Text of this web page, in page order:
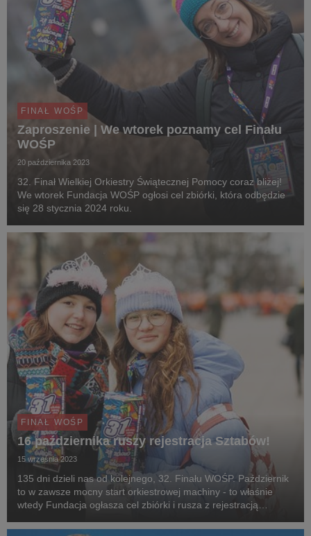
FINAŁ WOŚP
Zaproszenie | We wtorek poznamy cel Finału
WOŚP
20 października 2023
32. Finał Wielkiej Orkiestry Świątecznej Pomocy coraz bliżej!
We wtorek Fundacja WOŚP ogłosi cel zbiórki, która odbędzie
się 28 stycznia 2024 roku.
FINAŁ WOŚP
16 października ruszy rejestracja Sztabów!
15 września 2023
135 dni dzieli nas od kolejnego, 32. Finału WOŚP. Październik
to w zawsze mocny start orkiestrowej machiny - to właśnie
wtedy Fundacja ogłasza cel zbiórki i rusza z rejestracją